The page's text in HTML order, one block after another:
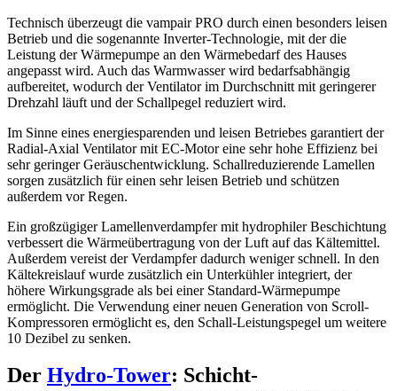
Technisch überzeugt die vampair PRO durch einen besonders leisen
Betrieb und die sogenannte Inverter-Technologie, mit der die
Leistung der Wärmepumpe an den Wärmebedarf des Hauses
angepasst wird. Auch das Warmwasser wird bedarfsabhängig
aufbereitet, wodurch der Ventilator im Durchschnitt mit geringerer
Drehzahl läuft und der Schallpegel reduziert wird.
Im Sinne eines energiesparenden und leisen Betriebes garantiert der
Radial-Axial Ventilator mit EC-Motor eine sehr hohe Effizienz bei
sehr geringer Geräuschentwicklung. Schallreduzierende Lamellen
sorgen zusätzlich für einen sehr leisen Betrieb und schützen
außerdem vor Regen.
Ein großzügiger Lamellenverdampfer mit hydrophiler Beschichtung
verbessert die Wärmeübertragung von der Luft auf das Kältemittel.
Außerdem vereist der Verdampfer dadurch weniger schnell. In den
Kältekreislauf wurde zusätzlich ein Unterkühler integriert, der
höhere Wirkungsgrade als bei einer Standard-Wärmepumpe
ermöglicht. Die Verwendung einer neuen Generation von Scroll-
Kompressoren ermöglicht es, den Schall-Leistungspegel um weitere
10 Dezibel zu senken.
Der Hydro-Tower: Schicht-